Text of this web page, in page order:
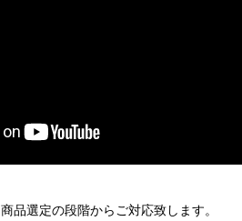
商品選定の段階からご対応致します。